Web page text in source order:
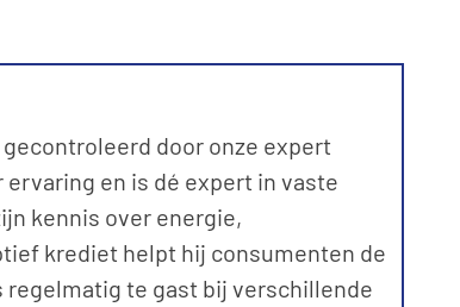
door onze expert
ervaring en is dé expert in vaste
kennis over energie,
krediet helpt hij consumenten de
regelmatig te gast bij verschillende